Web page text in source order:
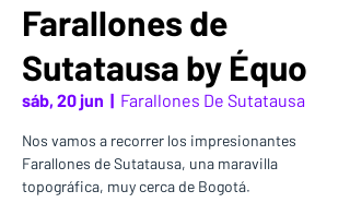
Farallones de
Sutatausa by Équo
sáb, 20 jun
  |
Farallones De Sutatausa
Nos vamos a recorrer los impresionantes
Farallones de Sutatausa, una maravilla
topográfica, muy cerca de Bogotá.